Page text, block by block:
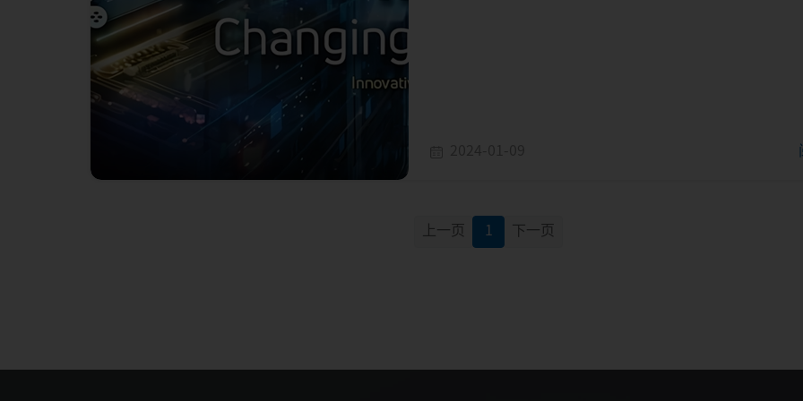
上一页 1 下一页